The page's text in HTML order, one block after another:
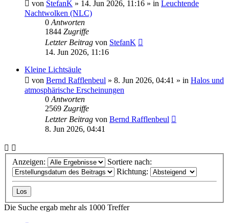
von StefanK » 14. Jun 2026, 11:16 » in Leuchtende
Nachtwolken (NLC)
0 Antworten
1844 Zugriffe
Letzter Beitrag von StefanK
14. Jun 2026, 11:16
Kleine Lichtsäule
von Bernd Rafflenbeul » 8. Jun 2026, 04:41 » in Halos und
atmosphärische Erscheinungen
0 Antworten
2569 Zugriffe
Letzter Beitrag von Bernd Rafflenbeul
8. Jun 2026, 04:41
Anzeigen:
Sortiere nach:
Richtung:
Die Suche ergab mehr als 1000 Treffer